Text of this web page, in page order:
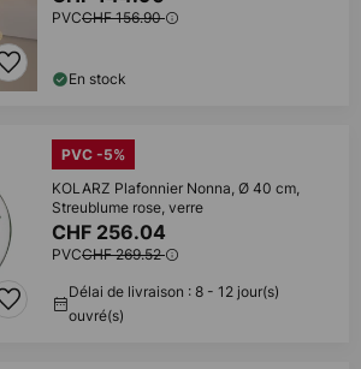
PVCCHF 156.90
En stock
PVC -5%
KOLARZ Plafonnier Nonna, Ø 40 cm,
Streublume rose, verre
CHF 256.04
PVCCHF 269.52
Délai de livraison : 8 - 12 jour(s)
ouvré(s)